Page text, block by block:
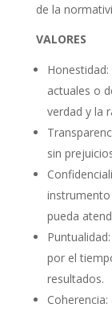
de la
VALORES
actuales o
verdad y la
sin
pueda
por el
resultados.